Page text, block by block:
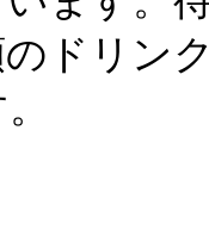
ドリン